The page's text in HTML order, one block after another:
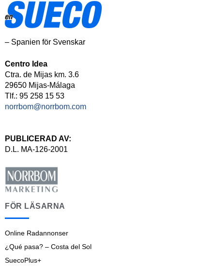
– Spanien för Svenskar
Centro Idea
Ctra. de Mijas km. 3.6
29650 Mijas-Málaga
Tlf.: 95 258 15 53
norrbom@norrbom.com
PUBLICERAD AV:
D.L. MA-126-2001
FÖR LÄSARNA
Online Radannonser
¿Qué pasa? – Costa del Sol
SuecoPlus+